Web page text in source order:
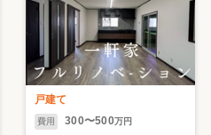
戸建て
費用 300〜500万円